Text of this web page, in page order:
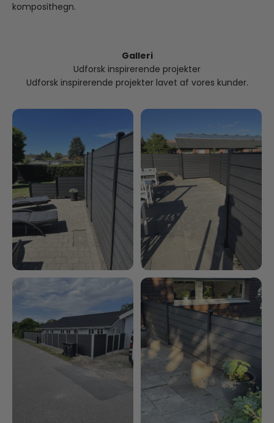
komposithegn.
Galleri
Udforsk inspirerende projekter
Udforsk inspirerende projekter lavet af vores kunder.